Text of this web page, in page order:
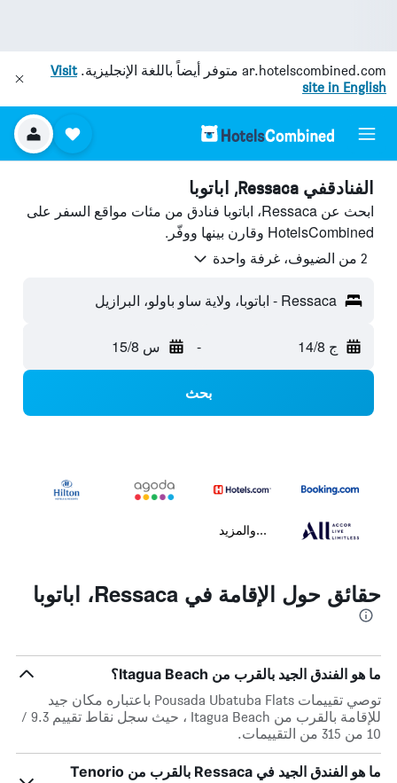
ar.hotelscombined.com متوفر أيضاً باللغة الإنجليزية.Visit
site in English
الفنادقفي Ressaca, اباتوبا
ابحث عن Ressaca، اباتوبا فنادق من مئات مواقع السفر على
HotelsCombined وقارن بينها ووفّر.
2 من الضيوف، غرفة واحدة
Ressaca - اباتوبا، ولاية ساو باولو، البرازيل
ج 14/8 - س 15/8
بحث
...والمزيد
حقائق حول الإقامة في Ressaca، اباتوبا
ما هو الفندق الجيد بالقرب من Itagua Beach؟
توصي تقييمات Pousada Ubatuba Flats باعتباره مكان جيد
للإقامة بالقرب من Itagua Beach ، حيث سجل نقاط تقييم 9.3 /
10 من 315 من التقييمات.
ما هو الفندق الجيد في Ressaca بالقرب من Tenorio